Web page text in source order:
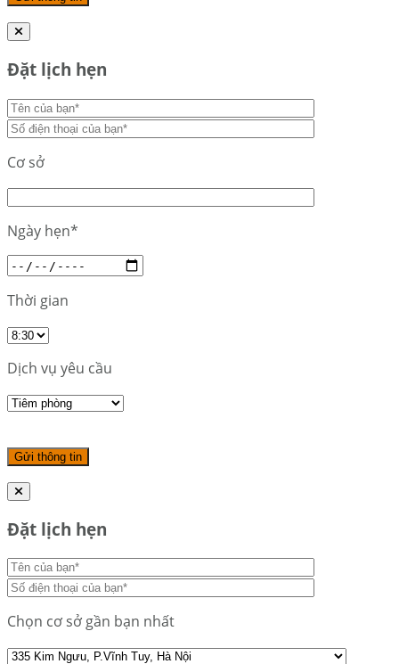
Đặt lịch hẹn
Cơ sở
Ngày hẹn*
Thời gian
Dịch vụ yêu cầu
Đặt lịch hẹn
Chọn cơ sở gần bạn nhất